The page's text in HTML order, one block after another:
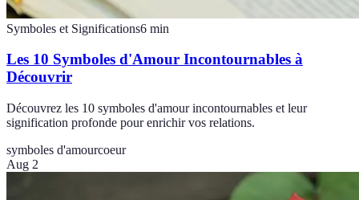
Symboles et Significations6 min
Les 10 Symboles d'Amour Incontournables à
Découvrir
Découvrez les 10 symboles d'amour incontournables et leur
signification profonde pour enrichir vos relations.
symboles d'amourcoeur
Aug 2